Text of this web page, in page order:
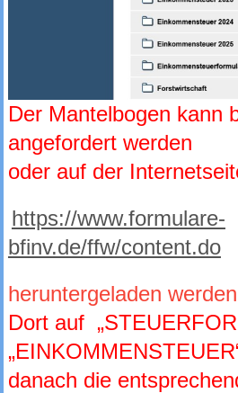
Der Mantelbogen kann
angefordert werden
oder auf der
https://www.formulare-
bfinv.de/ffw/content.do
heruntergeladen
Dort auf
danach die